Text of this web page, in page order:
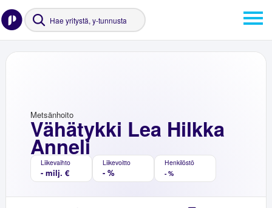
Vähätykki Lea Hilkka
Anneli
Metsänhoito
Liikevaihto
- milj. €
Liikevoitto
- %
Henkilöstö
- %